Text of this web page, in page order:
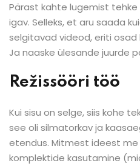
Pärast kahte lugemist
igav. Selleks, et aru saada
selgitavad videod, eriti osad
Ja naaske ülesande juurde
Režissööri töö
Kui sisu on selge, siis kohe
see oli silmatorkav ja
etendus. Mitmest ideest me
komplektide kasutamine